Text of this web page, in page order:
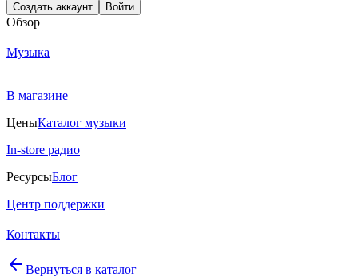
Создать аккаунт Войти
Обзор
Музыка
В магазине
ЦеныКаталог музыки
In-store радио
РесурсыБлог
Центр поддержки
Контакты
Вернуться в каталог